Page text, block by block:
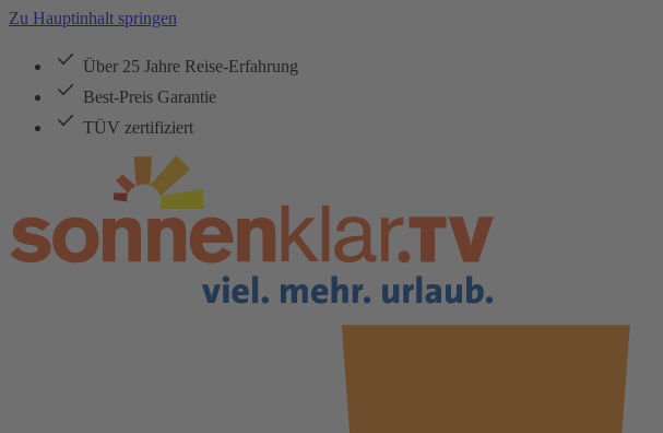
Zu Hauptinhalt springen
Über 25 Jahre Reise-Erfahrung
Best-Preis Garantie
TÜV zertifiziert